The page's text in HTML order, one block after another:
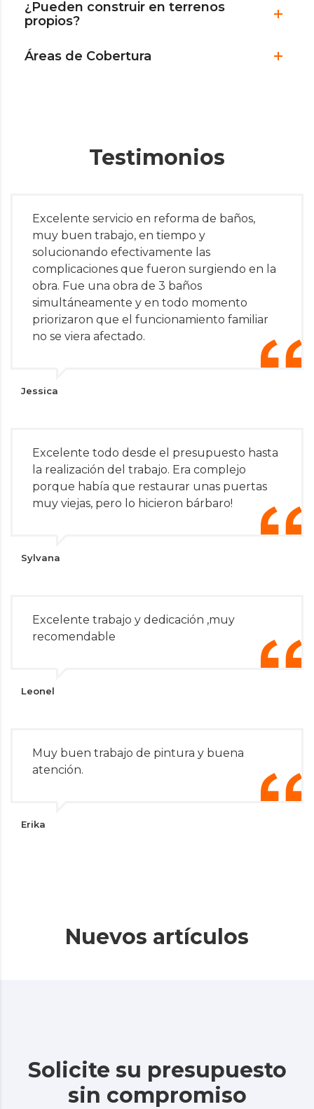
¿Pueden construir en terrenos
propios?
Áreas de Cobertura
Testimonios
Excelente servicio en reforma de baños,
muy buen trabajo, en tiempo y
solucionando efectivamente las
complicaciones que fueron surgiendo en la
obra. Fue una obra de 3 baños
simultáneamente y en todo momento
priorizaron que el funcionamiento familiar
no se viera afectado.
Jessica
Excelente todo desde el presupuesto hasta
la realización del trabajo. Era complejo
porque había que restaurar unas puertas
muy viejas, pero lo hicieron bárbaro!
Sylvana
Excelente trabajo y dedicación ,muy
recomendable
Leonel
Muy buen trabajo de pintura y buena
atención.
Erika
Nuevos artículos
Solicite su presupuesto
sin compromiso